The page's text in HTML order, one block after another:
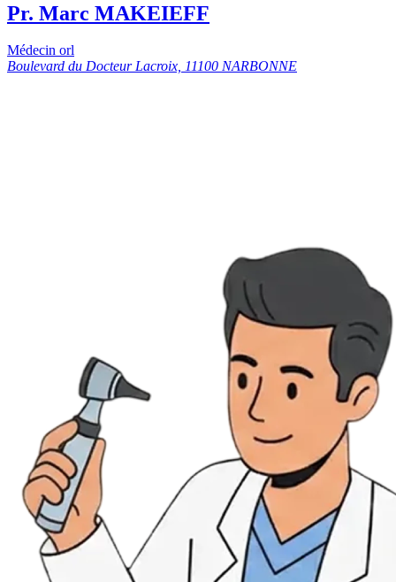
Pr. Marc MAKEIEFF
Médecin orl
Boulevard du Docteur Lacroix, 11100 NARBONNE